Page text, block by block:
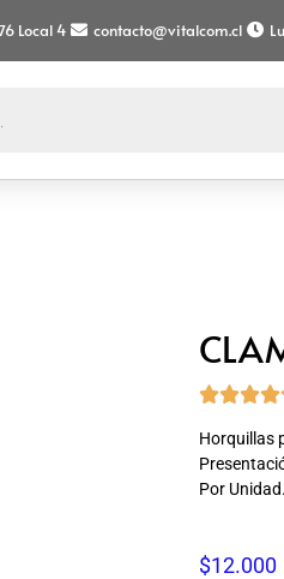
Local 4 contacto@vitalcom.cl

Horquillas
Por Unidad.
$12.000